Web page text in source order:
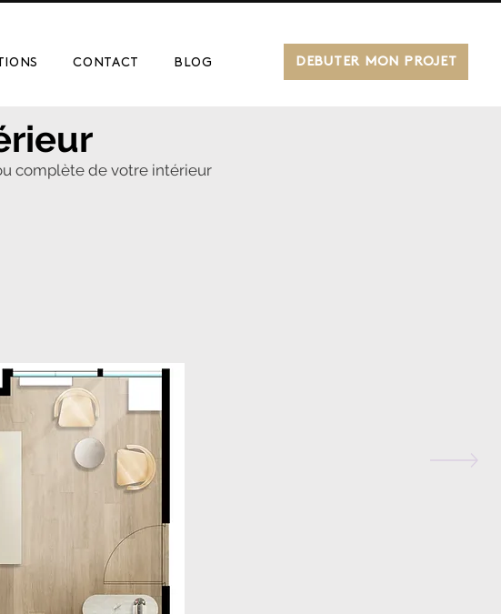
CONTACT BLOG DÉBUTER MON PROJET
complète de votre intérieur